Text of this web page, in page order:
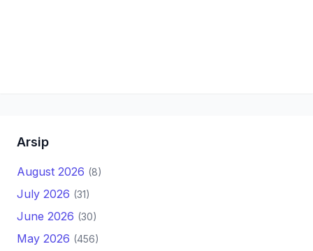
Arsip
August 2026 (8)
July 2026 (31)
June 2026 (30)
May 2026 (456)